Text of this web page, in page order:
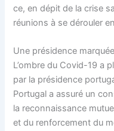
ce, en dépit de la crise
réunions à se dérouler
Une présidence
L’ombre du Covid-19 a
par la présidence
Portugal a assuré un
la reconnaissance
et du renforcement du